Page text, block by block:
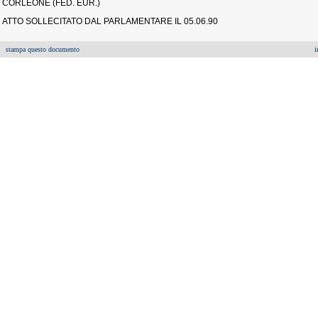
CORLEONE (FED. EUR.)
ATTO SOLLECITATO DAL PARLAMENTARE IL 05.06.90
stampa questo documento